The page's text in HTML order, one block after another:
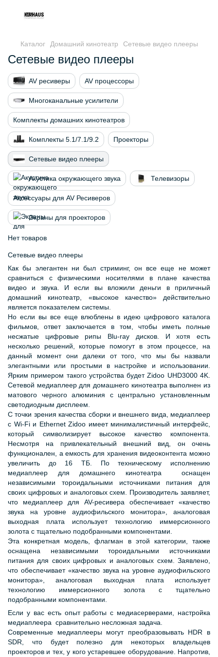
Каталог Домашний кинотеатр Cетевые видео плееры
Cетевые видео плееры
AV ресиверы AV процессоры
Многоканальные усилители
Комплекты домашних кинотеатров
Комплекты 5.1/7.1/9.2 Проекторы
Cетевые видео плееры
Акустика окружающего звука Телевизоры
Аксессуары для AV Ресиверов
Экраны для проекторов
Нет товаров
Cетевые видео плееры
Как бы элегантен ни был стриминг, он все еще не может
сравниться с физическими носителями в плане качества
видео и звука. И если вы вложили деньги в приличный
домашний кинотеатр, «высокое качество» действительно
является показателем системы.
Но если вы все еще влюблены в идею цифрового каталога
фильмов, ответ заключается в том, чтобы иметь полные
несжатые цифровые рипы Blu-ray дисков. И хотя есть
несколько решений, которые помогут в этом процессе, на
данный момент они далеки от того, что мы бы назвали
элегантными или простыми в настройке и использовании.
Ярким примером такого устройства будет Zidoo UHD3000 4K.
Сетевой медиаплеер для домашнего кинотеатра выполнен из
матового черного алюминия с центрально установленным
светодиодным дисплеем.
С точки зрения качества сборки и внешнего вида, медиаплеер
с Wi-Fi и Ethernet Zidoo имеет минималистичный интерфейс,
который символизирует высокое качество компонента.
Несмотря на привлекательный внешний вид, он очень
функционален, а емкость для хранения видеоконтента можно
увеличить до 16 ТБ. По техническому исполнению
медиаплеер для домашнего кинотеатра оснащен
независимыми тороидальными источниками питания для
своих цифровых и аналоговых схем. Производитель заявляет,
что медиаплеер для AV-ресивера обеспечивает «качество
звука на уровне аудиофильского монитора», аналоговая
выходная плата использует технологию иммерсионного
золота с тщательно подобранными компонентами.
Эта конкретная модель, флагман в этой категории, также
оснащена независимыми тороидальными источниками
питания для своих цифровых и аналоговых схем. Заявлено,
что обеспечивает «качество звука на уровне аудиофильского
монитора», аналоговая выходная плата использует
технологию иммерсионного золота с тщательно
подобранными компонентами.
Если у вас есть опыт работы с медиасерверами, настройка
медиаплеера сравнительно несложная задача.
Современные медиаплееры могут преобразовывать HDR в
SDR, что будет полезно для некоторых владельцев
проекторов и тех, у кого устаревшее оборудование. Напротив,